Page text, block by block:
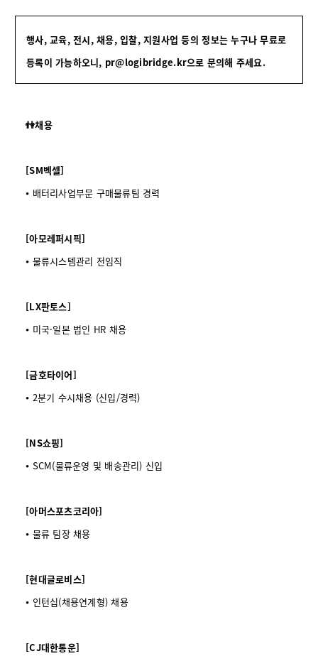
행사, 교육, 전시, 채용, 입찰, 지원사업 등의 정보는 누구나 무료로
등록이 가능하오니, pr@logibridge.kr으로 문의해 주세요.
👫채용
[SM벡셀]
⦁ 배터리사업부문 구매물류팀 경력
[아모레퍼시픽]
⦁ 물류시스템관리 전임직
[LX판토스]
⦁ 미국·일본 법인 HR 채용
[금호타이어]
⦁ 2분기 수시채용 (신입/경력)
[NS쇼핑]
⦁ SCM(물류운영 및 배송관리) 신입
[아머스포츠코리아]
⦁ 물류 팀장 채용
[현대글로비스]
⦁ 인턴십(채용연계형) 채용
[CJ대한통운]